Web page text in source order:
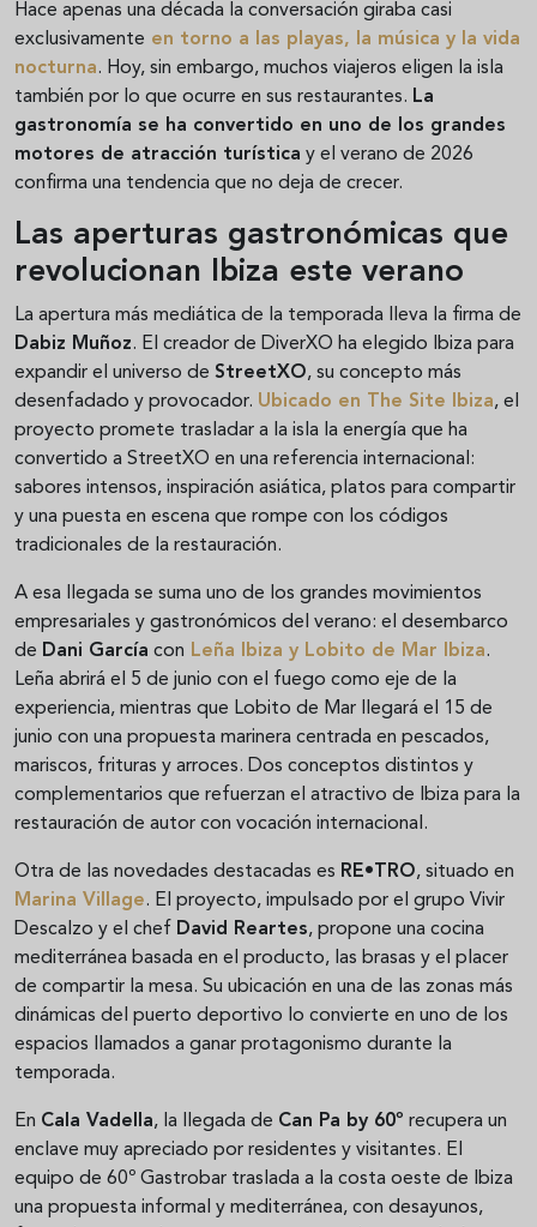
Hace apenas una década la conversación giraba casi
exclusivamente en torno a las playas, la música y la vida
nocturna. Hoy, sin embargo, muchos viajeros eligen la isla
también por lo que ocurre en sus restaurantes. La
gastronomía se ha convertido en uno de los grandes
motores de atracción turística y el verano de 2026
confirma una tendencia que no deja de crecer.
Las aperturas gastronómicas que
revolucionan Ibiza este verano
La apertura más mediática de la temporada lleva la firma de
Dabiz Muñoz. El creador de DiverXO ha elegido Ibiza para
expandir el universo de StreetXO, su concepto más
desenfadado y provocador. Ubicado en The Site Ibiza, el
proyecto promete trasladar a la isla la energía que ha
convertido a StreetXO en una referencia internacional:
sabores intensos, inspiración asiática, platos para compartir
y una puesta en escena que rompe con los códigos
tradicionales de la restauración.
A esa llegada se suma uno de los grandes movimientos
empresariales y gastronómicos del verano: el desembarco
de Dani García con Leña Ibiza y Lobito de Mar Ibiza.
Leña abrirá el 5 de junio con el fuego como eje de la
experiencia, mientras que Lobito de Mar llegará el 15 de
junio con una propuesta marinera centrada en pescados,
mariscos, frituras y arroces. Dos conceptos distintos y
complementarios que refuerzan el atractivo de Ibiza para la
restauración de autor con vocación internacional.
Otra de las novedades destacadas es RE•TRO, situado en
Marina Village. El proyecto, impulsado por el grupo Vivir
Descalzo y el chef David Reartes, propone una cocina
mediterránea basada en el producto, las brasas y el placer
de compartir la mesa. Su ubicación en una de las zonas más
dinámicas del puerto deportivo lo convierte en uno de los
espacios llamados a ganar protagonismo durante la
temporada.
En Cala Vadella, la llegada de Can Pa by 60º recupera un
enclave muy apreciado por residentes y visitantes. El
equipo de 60º Gastrobar traslada a la costa oeste de Ibiza
una propuesta informal y mediterránea, con desayunos,